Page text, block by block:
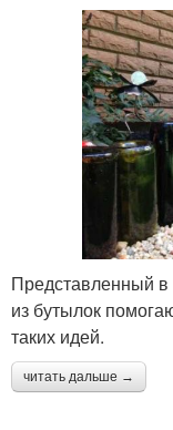
Представленный
из бутылок
таких идей.
читать дальше →